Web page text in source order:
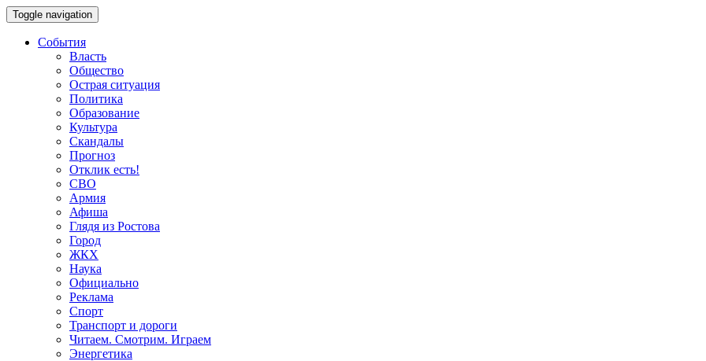
Toggle navigation
События
Власть
Общество
Острая ситуация
Политика
Образование
Культура
Скандалы
Прогноз
Отклик есть!
СВО
Армия
Афиша
Глядя из Ростова
Город
ЖКХ
Наука
Официально
Реклама
Спорт
Транспорт и дороги
Читаем. Смотрим. Играем
Энергетика